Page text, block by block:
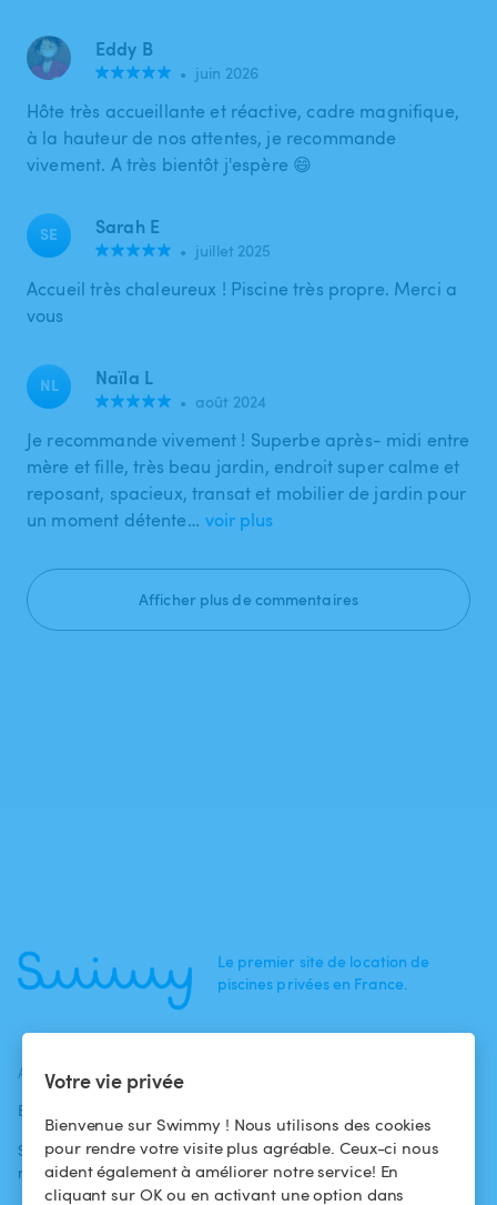
Votre vie privée
Bienvenue sur Swimmy ! Nous utilisons des cookies
pour rendre votre visite plus agréable. Ceux-ci nous
aident également à améliorer notre service! En
cliquant sur OK ou en activant une option dans
Eddy B
• juin 2026
Hôte très accueillante et réactive, cadre magnifique,
à la hauteur de nos attentes, je recommande
vivement. A très bientôt j'espère 😄
SE Sarah E
• juillet 2025
Accueil très chaleureux ! Piscine très propre. Merci a
vous
NL Naïla L
• août 2024
Je recommande vivement ! Superbe après- midi entre
mère et fille, très beau jardin, endroit super calme et
reposant, spacieux, transat et mobilier de jardin pour
un moment détente… voir plus
Afficher plus de commentaires
Le premier site de location de
piscines privées en France.
ACTUALITÉS
Blog
Swimmy dans les
médias
baigneurs
Pour les
propriétaires
Conditions
d'utilisation